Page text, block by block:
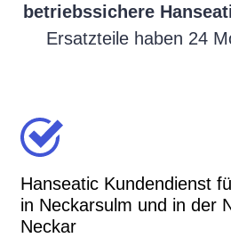
betriebssichere
Ersatzteile haben 24
Hanseatic Kundendienst
in Neckarsulm und in der
Neckar